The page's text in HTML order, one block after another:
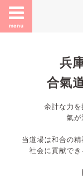
menu
兵
合氣
余計な力
氣が
当道場は和合の
社会に貢献でき